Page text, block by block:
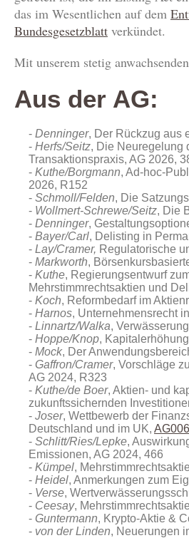
das im Wesentlichen auf dem
Bundesgesetzblatt verkündet.
Mit unserem stetig
Aus der AG:
Denninger, Der Rückzug aus
Herfs/Seitz, Die Neuregelung
Transaktionspraxis, AG 2026,
Kuthe/Borgmann, Ad‑hoc-
2026, R152
Schmoll/Felden, Die
Wollmert-Schrewe/Seitz, Die
Denninger,
Bayer/Carl, Delisting in
Lay/Cramer, Regulatorische
Markworth,
Kuthe, Regierungsentwurf
Mehrstimmrechtsaktien und
Koch, Reformbedarf im
Harnos, Unternehmensrecht
Linnartz/Walka,
Hoppe/Knop,
Mock, Der
Gaffron/Cramer, Vorschläge
AG 2024, R323
Kuthe/de Boer, Aktien- und
zukunftssichernden
Joser, Wettbewerb der
Deutschland und im UK,
Schlitt/Ries/Lepke,
Emissionen, AG 2024, 466
Kümpel,
Heidel, Anmerkungen zum
Verse,
Ceesay,
Guntermann, Krypto-Aktie &
von der Linden, Neuerungen